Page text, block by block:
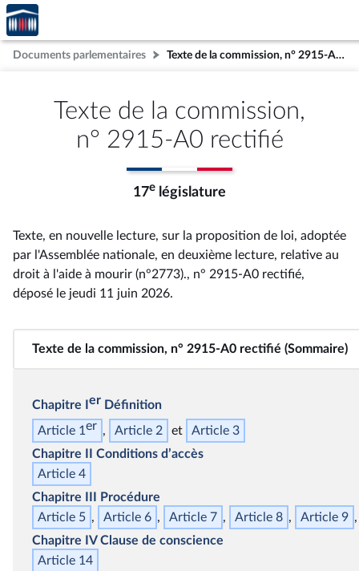
Aller au contenu
Aller en bas de la page
Accèder
à la
page
d'accueil
Documents parlementaires Texte de la commission, n° 2915-A0 rectifié
Texte de la commission,
n° 2915-A0 rectifié
17e législature
Texte, en nouvelle lecture, sur la proposition de loi, adoptée
par l'Assemblée nationale, en deuxième lecture, relative au
droit à l'aide à mourir (n°2773)., n° 2915-A0 rectifié,
déposé le jeudi 11 juin 2026.
Texte de la commission, n° 2915-A0 rectifié (Sommaire)
Chapitre I er Définition
Article 1 er Article 2
Article 3
Chapitre II
Conditions d’accès
Article 4
Chapitre III
Procédure
Article 5
Article 6 Article 7 Article 8
Article 9
Chapitre IVClause de conscience
Article 14